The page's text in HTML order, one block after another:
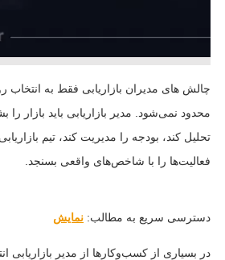
چالش های مدیران بازاریابی فقط به انتخاب
محدود نمی‌شود. مدیر بازاریابی باید بازار را
تحلیل کند، بودجه را مدیریت کند، تیم
فعالیت‌ها را با شاخص‌های واقعی بسنجد.
دسترسی سریع به مطالب: نمایش
در بسیاری از کسب‌وکارها از مدیر بازاریابی